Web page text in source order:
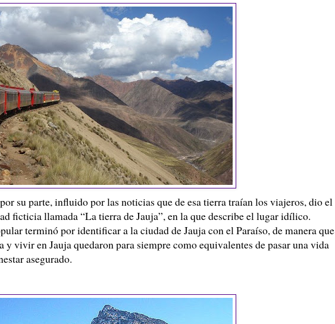
su parte, influido por las noticias que de esa tierra traían los viajeros, dio el
ficticia llamada “La tierra de Jauja”, en la que describe el lugar idílico.
terminó por identificar a la ciudad de Jauja con el Paraíso, de manera que
y vivir en Jauja quedaron para siempre como equivalentes de pasar una vida
asegurado.